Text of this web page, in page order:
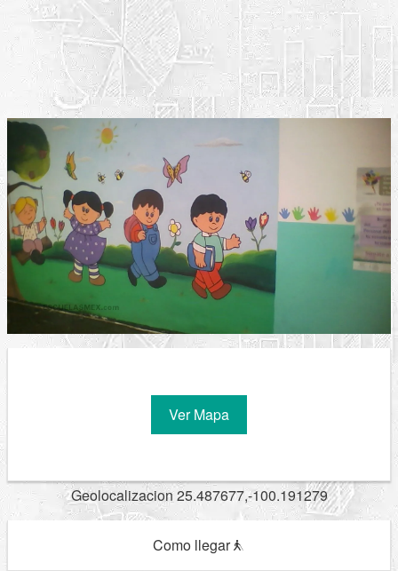
Ver Mapa
Geolocalizacion 25.487677,-100.191279
Como llegar